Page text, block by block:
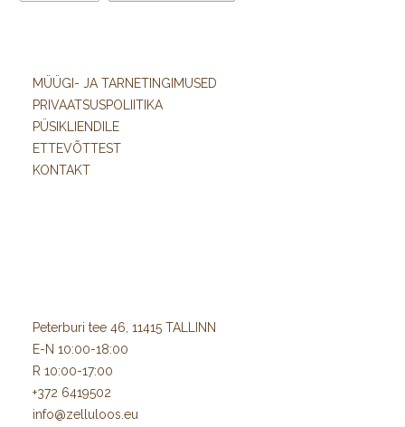
MÜÜGI- JA TARNETINGIMUSED
PRIVAATSUSPOLIITIKA
PÜSIKLIENDILE
ETTEVÕTTEST
KONTAKT
Peterburi tee 46, 11415 TALLINN
E-N 10:00-18:00
R 10:00-17:00
+372 6419502
info@zelluloos.eu